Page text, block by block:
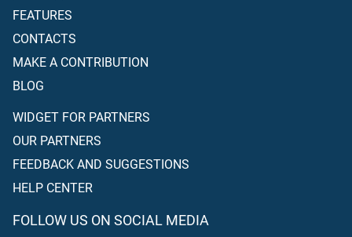
FEATURES
CONTACTS
MAKE A CONTRIBUTION
BLOG
WIDGET FOR PARTNERS
OUR PARTNERS
FEEDBACK AND SUGGESTIONS
HELP CENTER
FOLLOW US ON SOCIAL MEDIA